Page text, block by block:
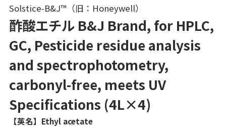
Solstice-B&J™（旧：Honeywell）
酢酸エチル B&J Brand, for HPLC,
GC, Pesticide residue analysis
and spectrophotometry,
carbonyl-free, meets UV
Specifications (4L×4)
【英名】Ethyl acetate